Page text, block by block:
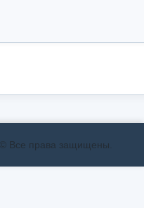
Все права защищены.